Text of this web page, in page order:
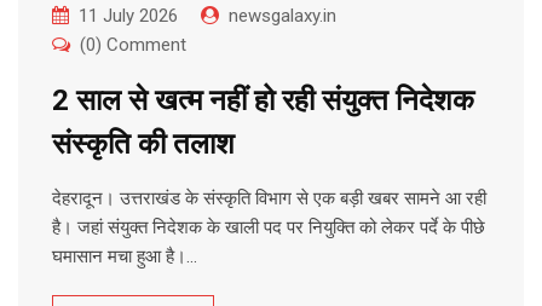
11 July 2026
newsgalaxy.in
(0) Comment
2 साल से खत्म नहीं हो रही संयुक्त निदेशक
संस्कृति की तलाश
देहरादून। उत्तराखंड के संस्कृति विभाग से एक बड़ी खबर सामने आ रही
है। जहां संयुक्त निदेशक के खाली पद पर नियुक्ति को लेकर पर्दे के पीछे
घमासान मचा हुआ है।…